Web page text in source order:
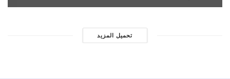
تحميل المزيد